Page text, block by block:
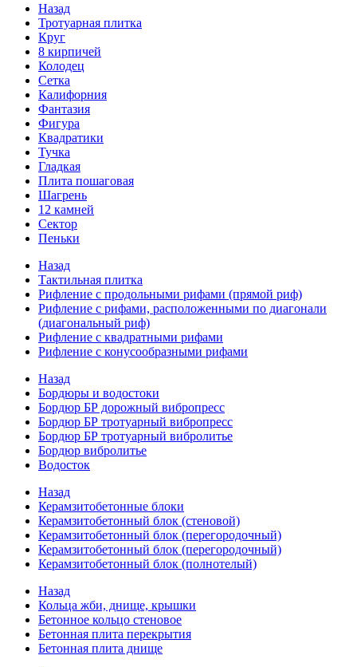
Назад
Тротуарная плитка
Круг
8 кирпичей
Колодец
Сетка
Калифорния
Фантазия
Фигура
Квадратики
Тучка
Гладкая
Плита пошаговая
Шагрень
12 камней
Сектор
Пеньки
Назад
Тактильная плитка
Рифление с продольными рифами (прямой риф)
Рифление с рифами, расположенными по диагонали
(диагональный риф)
Рифление с квадратными рифами
Рифление с конусообразными рифами
Назад
Бордюры и водостоки
Бордюр БР дорожный вибропресс
Бордюр БР тротуарный вибропресс
Бордюр БР тротуарный вибролитье
Бордюр вибролитье
Водосток
Назад
Керамзитобетонные блоки
Керамзитобетонный блок (стеновой)
Керамзитобетонный блок (перегородочный)
Керамзитобетонный блок (перегородочный)
Керамзитобетонный блок (полнотелый)
Назад
Кольца жби, днище, крышки
Бетонное кольцо стеновое
Бетонная плита перекрытия
Бетонная плита днище